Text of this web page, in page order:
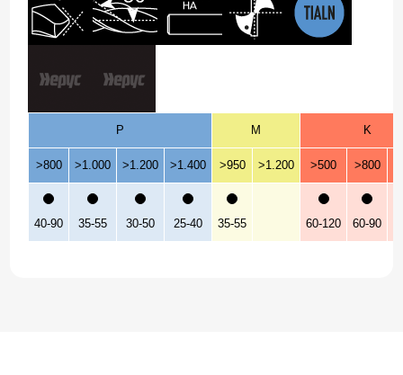
P M K
>800 >1.000 >1.200 >1.400 >950 >1.200 >500 >800
40-90 35-55 30-50 25-40 35-55 60-120 60-90